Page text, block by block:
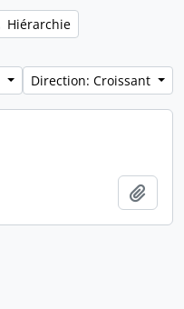
Hiérarchie
Direction: Croissant